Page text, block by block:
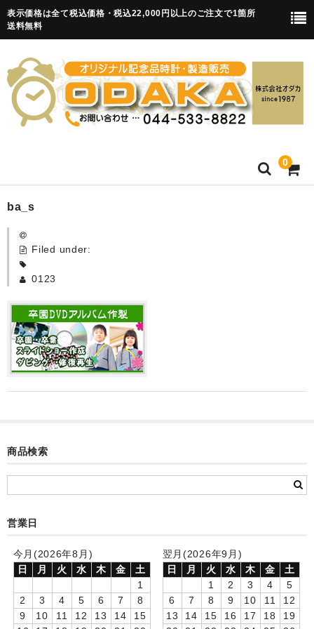
表示価格は全て税込価格・税込22,000円以上のご注文で1箇所
送料無料
0
HOME
卒園記念品
カード付フォトフレームクロック(集合)
目覚まし時計(集合＋個別)
制服メモリー
お絵かきギャラリー
自作オリジナル時計
ba_s
Filed under:
0123
商品検索
営業日
今月(2026年8月)
日
月 火 水 木 金
土
1
2
3 4 5 6 7
8
9
10 11 12 13 14
15
翌月(2026年9月)
日
月 火 水 木 金
土
1
2 3 4
5
6
7 8 9 10 11
12
13
14 15 16 17 18
19